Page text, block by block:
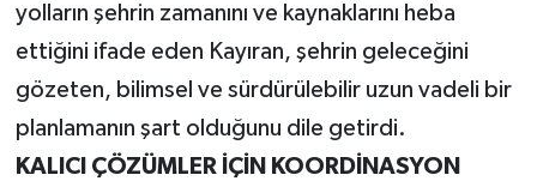
yolların şehrin zamanını ve kaynaklarını heba
ettiğini ifade eden Kayıran, şehrin geleceğini
gözeten, bilimsel ve sürdürülebilir uzun vadeli bir
planlamanın şart olduğunu dile getirdi.
KALICI ÇÖZÜMLER İÇİN KOORDİNASYON